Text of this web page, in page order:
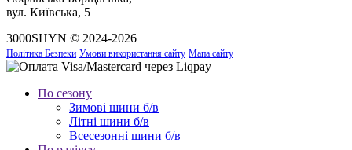
вул. Київська, 5
3000SHYN © 2024-2026
Політика Безпеки Умови використання сайту Мапа сайту
По сезону
Зимові шини б/в
Літні шини б/в
Всесезонні шини б/в